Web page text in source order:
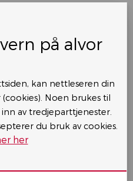
på alvor
kan nettleseren din
Noen brukes til
av tredjeparttjenester.
du bruk av cookies.
her